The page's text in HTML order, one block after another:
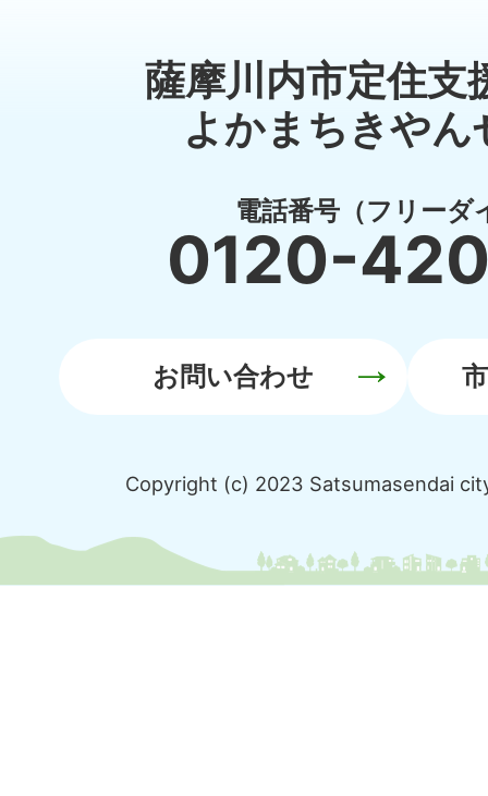
薩摩川内市定住支
よかまちきやん
電話番号（フリーダ
0120-
お問い合わせ
Copyright (c) 2023 Satsumasendai